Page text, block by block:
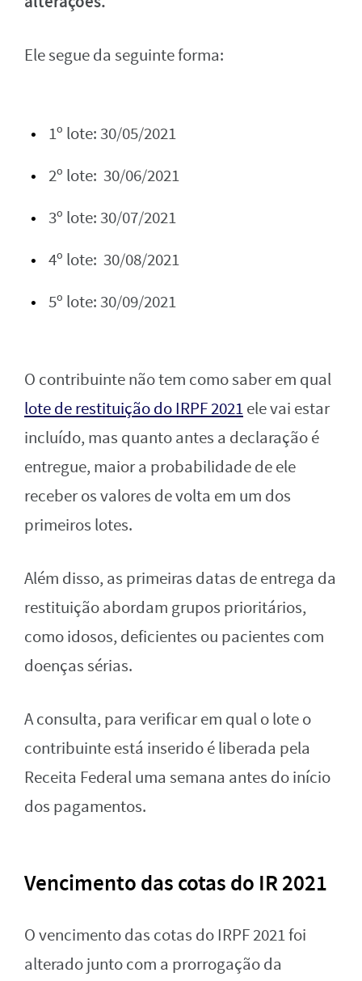
Ele segue da seguinte forma:
1º lote: 30/05/2021
2º lote: 30/06/2021
3º lote: 30/07/2021
4º lote: 30/08/2021
5º lote: 30/09/2021
O contribuinte não tem como saber em qual
lote de restituição do IRPF 2021ele vai estar
incluído, mas quanto antes a declaração é
entregue, maior a probabilidade de ele
receber os valores de volta em um dos
primeiros lotes.
Além disso, as primeiras datas de entrega da
restituição abordam grupos prioritários,
como idosos, deficientes ou pacientes com
doenças sérias.
A consulta, para verificar em qual o lote o
contribuinte está inserido é liberada pela
Receita Federal uma semana antes do início
dos pagamentos.
Vencimento das cotas do IR 2021
O vencimento das cotas do IRPF 2021 foi
alterado junto com a prorrogação da